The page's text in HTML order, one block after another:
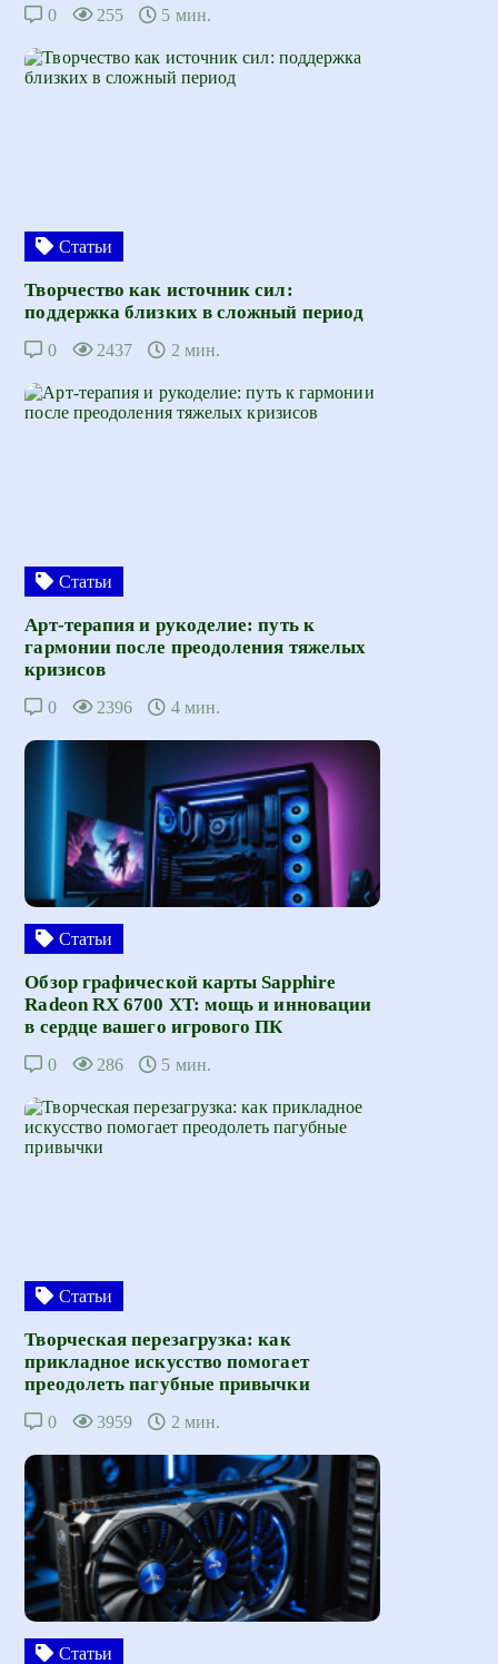
0 255 5 мин.
Статьи
Творчество как источник сил:
поддержка близких в сложный период
0 2437 2 мин.
Статьи
Арт-терапия и рукоделие: путь к
гармонии после преодоления тяжелых
кризисов
0 2396 4 мин.
Статьи
Обзор графической карты Sapphire
Radeon RX 6700 XT: мощь и инновации
в сердце вашего игрового ПК
0 286 5 мин.
Статьи
Творческая перезагрузка: как
прикладное искусство помогает
преодолеть пагубные привычки
0 3959 2 мин.
Статьи